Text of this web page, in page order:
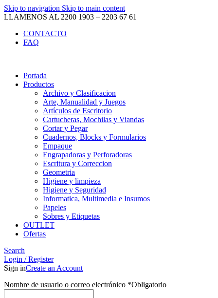
Skip to navigation Skip to main content
LLAMENOS AL 2200 1903 – 2203 67 61
CONTACTO
FAQ
Portada
Productos
Archivo y Clasificacion
Arte, Manualidad y Juegos
Artículos de Escritorio
Cartucheras, Mochilas y Viandas
Cortar y Pegar
Cuadernos, Blocks y Formularios
Empaque
Engrapadoras y Perforadoras
Escritura y Correccion
Geometria
Higiene y limpieza
Higiene y Seguridad
Informatica, Multimedia e Insumos
Papeles
Sobres y Etiquetas
OUTLET
Ofertas
Search
Login / Register
Sign inCreate an Account
Nombre de usuario o correo electrónico *Obligatorio